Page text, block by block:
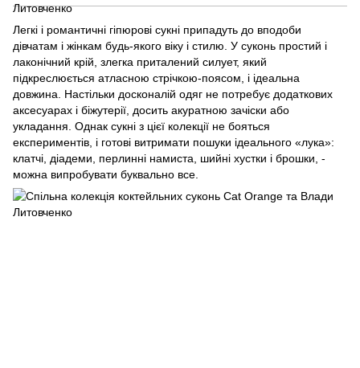
Легкі і романтичні гіпюрові сукні припадуть до вподоби
дівчатам і жінкам будь-якого віку і стилю. У суконь простий і
лаконічний крій, злегка приталений силует, який
підкреслюється атласною стрічкою-поясом, і ідеальна
довжина. Настільки досконалій одяг не потребує додаткових
аксесуарах і біжутерії, досить акуратною зачіски або
укладання. Однак сукні з цієї колекції не бояться
експериментів, і готові витримати пошуки ідеального «лука»:
клатчі, діадеми, перлинні намиста, шийні хустки і брошки, -
можна випробувати буквально все.